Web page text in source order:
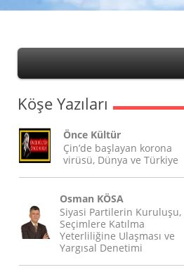
Köşe Yazıları
Önce Kültür
Çin’de başlayan korona
virüsü, Dünya ve Türkiye
Osman KÖSA
Siyasi Partilerin Kuruluşu,
Seçimlere Katılma
Yeterliliğine Ulaşması ve
Yargısal Denetimi